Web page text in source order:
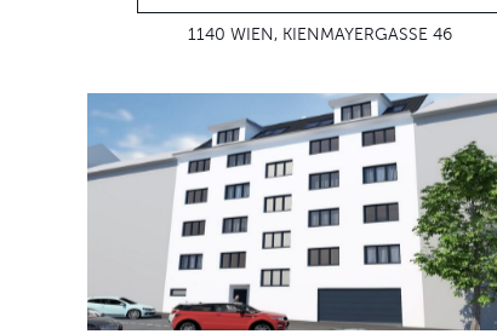
1140 WIEN, KIENMAYERGASSE 46